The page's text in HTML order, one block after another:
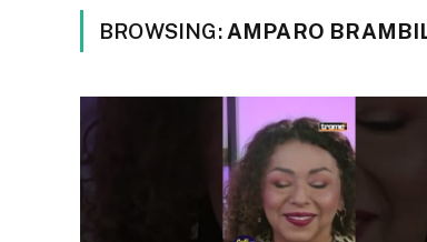
BROWSING: AMPARO